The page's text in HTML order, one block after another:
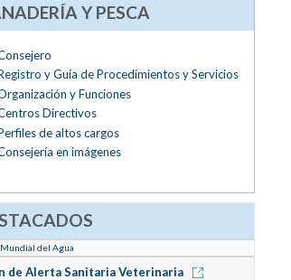
Y PESCA
y Guía de Procedimientos y Servicios
y Funciones
Directivos
de altos cargos
en imágenes
de Alerta Sanitaria Veterinaria